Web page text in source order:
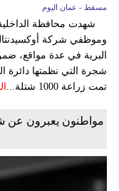
مسقط - عمان اليوم
شهدت محافظة
شجرة التي نظمتها دائرة
تمت زراعة 1000 شتلة...
مواطنون يعبرون عن